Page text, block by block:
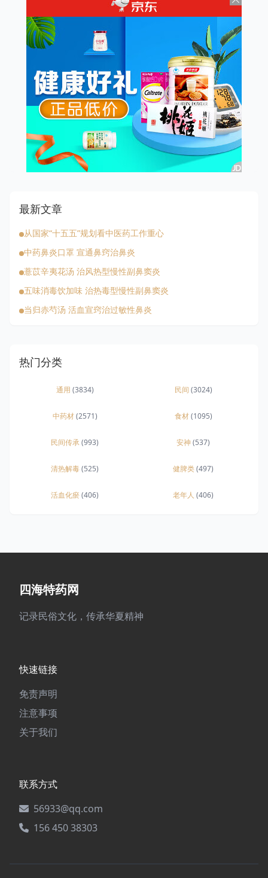
最新文章
从国家“十五五”规划看中医药工作重心
中药鼻炎口罩 宣通鼻窍治鼻炎
薏苡辛夷花汤 治风热型慢性副鼻窦炎
五味消毒饮加味 治热毒型慢性副鼻窦炎
当归赤芍汤 活血宣窍治过敏性鼻炎
热门分类
通用 (3834) 民间 (3024)
中药材(2571) 食材(1095)
民间传承(993) 安神(537)
清热解毒(525) 健脾类(497)
活血化瘀(406) 老年人 (406)
四海特药网
记录民俗文化，传承华夏精神
快速链接
免责声明
注意事项
关于我们
联系方式
56933@qq.com
156 450 38303